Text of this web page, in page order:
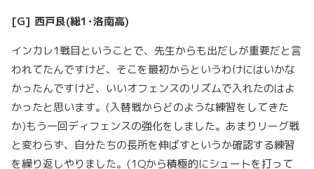
[G] 西戸良(総1 ･洛南高)
インカレ1戦目ということで、先生からも出だしが重要だと言
われてたんですけど、そこを最初からというわけにはいかな
かったんですけど、いいオフェンスのリズムで入れたのはよ
かったと思います。(入替戦からどのような練習をしてきた
か)もう一回ディフェンスの強化をしました。あまりリーグ戦
と変わらず、自分たちの長所を伸ばすというか確認する練習
を繰り返しやりました。(1Qから積極的にシュートを打って